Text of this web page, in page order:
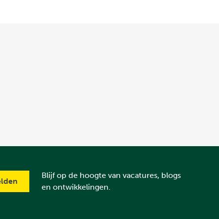
Blijf op de hoogte van vacatures, blogs
en ontwikkelingen.